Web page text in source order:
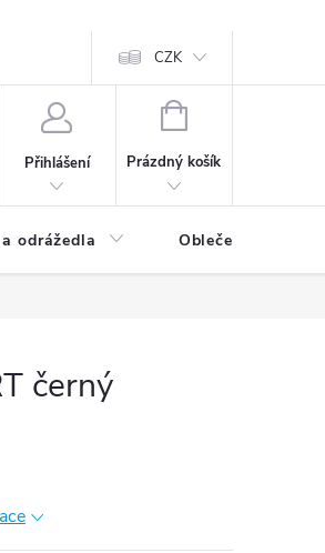
CZK
Přihlášení
NÁKUPNÍ
Prázdný košík
odrážedla Oblečení a
černý